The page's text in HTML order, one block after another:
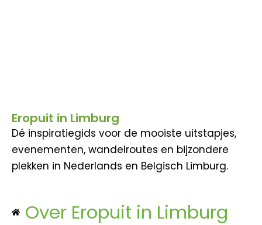
Eropuit in Limburg
Dé inspiratiegids voor de mooiste uitstapjes,
evenementen, wandelroutes en bijzondere
plekken in Nederlands en Belgisch Limburg.
Over Eropuit in Limburg